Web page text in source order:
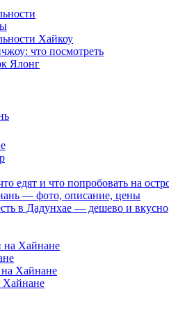
Хайкоу
что посмотреть
Ялонг
едят и что попробовать на
— фото, описание, цены
в Дадунхае — дешево и вкусно
Хайнане
Хайнане
Хайнане